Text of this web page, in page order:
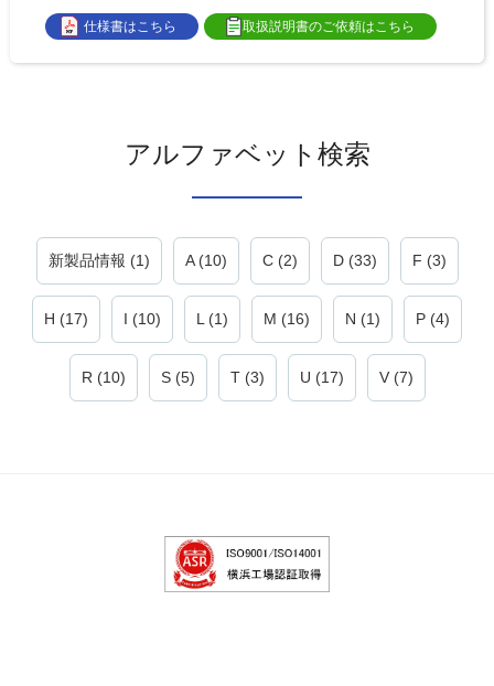
仕様書はこちら 取扱説明書のご依頼はこちら
アルファベット検索
新製品情報 (1) A (10) C (2) D (33) F (3)
H (17) I (10) L (1) M (16) N (1) P (4)
R (10) S (5) T (3) U (17) V (7)